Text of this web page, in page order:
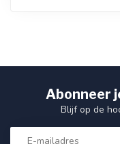
Abonneer
Blijf op de